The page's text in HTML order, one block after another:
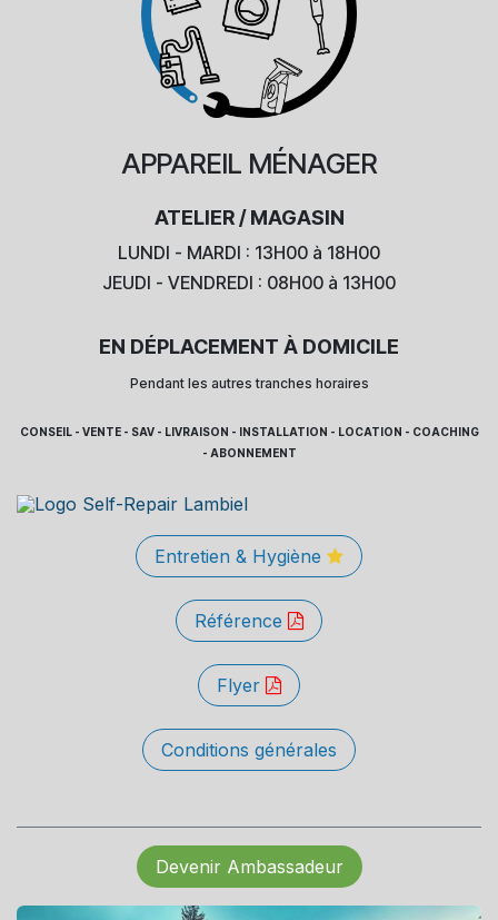
APPAREIL MÉNAGER
ATELIER / MAGASIN
LUNDI - MARDI : 13H00 à 18H00
JEUDI - VENDREDI : 08H00 à 13H00
EN DÉPLACEMENT À DOMICILE
Pendant les autres tranches horaires
CONSEIL - VENTE - SAV - LIVRAISON - INSTALLATION - LOCATION - COACHING
- ABONNEMENT
Entretien & Hygiène
Référence
Flyer
Conditions générales
Devenir Ambassadeur